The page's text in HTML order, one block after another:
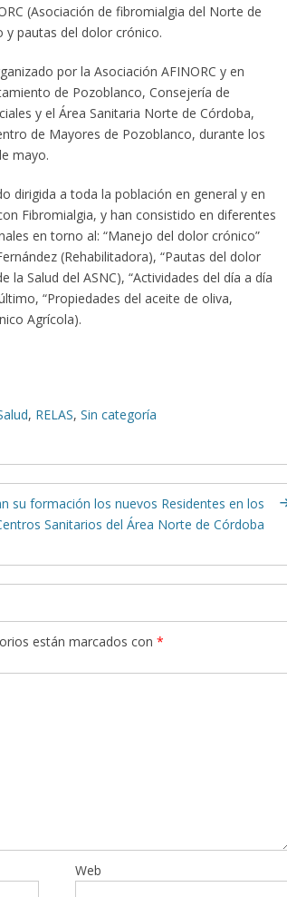
(Asociación de fibromialgia del Norte de
y pautas del dolor crónico.
por la Asociación AFINORC y en
de Pozoblanco, Consejería de
y el Área Sanitaria Norte de Córdoba,
de Mayores de Pozoblanco, durante los
mayo.
dirigida a toda la población en general y en
Fibromialgia, y han consistido en diferentes
en torno al: “Manejo del dolor crónico”
(Rehabilitadora), “Pautas del dolor
Salud del ASNC), “Actividades del día a día
“Propiedades del aceite de oliva,
Agrícola).
, RELAS, Sin categoría
su formación los nuevos Residentes en los
Sanitarios del Área Norte de Córdoba
están marcados con *
Web